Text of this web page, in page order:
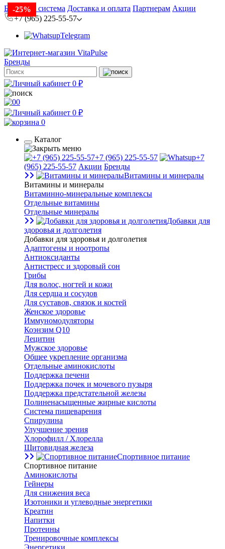
Бонусная система Доставка и оплата Партнерам Акции
+7 (965) 225-55-57
Telegram
Бренды
0 ₽
0
0 ₽
0
Каталог
+7 (965) 225-55-57
+7
(965) 225-55-57 Акции Бренды
Витамины и минералы
Витамины и минералы
Витаминно-минеральные комплексы
Отдельные витамины
Отдельные минералы
Добавки для
здоровья и долголетия
Добавки для здоровья и долголетия
Адаптогены и ноотропы
Антиоксиданты
Антистресс и здоровый сон
Грибы
Для волос, ногтей и кожи
Для сердца и сосудов
Для суставов, связок и костей
Женское здоровье
Иммуномодуляторы
Коэнзим Q10
Лецитин
Мужское здоровье
Общее укрепление организма
Отдельные аминокислоты
Поддержка печени
Поддержка почек и мочевого пузыря
Поддержка предстательной железы
Полиненасыщенные жирные кислоты
Система пищеварения
Спирулина
Улучшение зрения
Хлорофилл / Хлорелла
Щитовидная железа
Спортивное питание
Спортивное питание
Аминокислоты
Гейнеры
Для снижения веса
Изотоники и углеводные энергетики
Креатин
Напитки
Протеины
Тренировочные комплексы
Энергетики
-30%
-25%